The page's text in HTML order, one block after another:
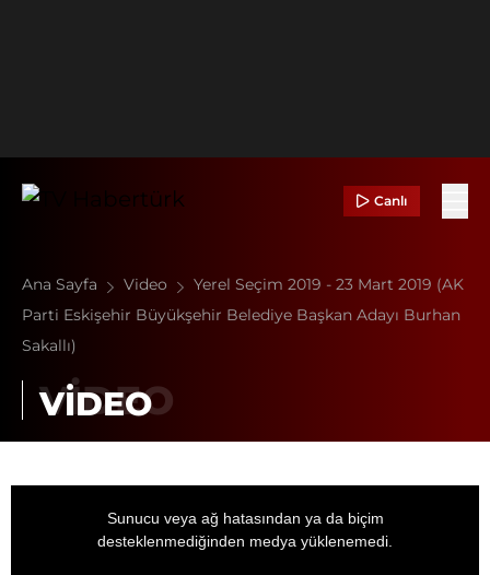
Canlı
Ana Sayfa Video
Yerel Seçim 2019 - 23 Mart 2019 (AK
Parti Eskişehir Büyükşehir Belediye Başkan Adayı Burhan
Sakallı)
VİDEO
Sunucu veya ağ hatasından ya da biçim
desteklenmediğinden medya yüklenemedi.